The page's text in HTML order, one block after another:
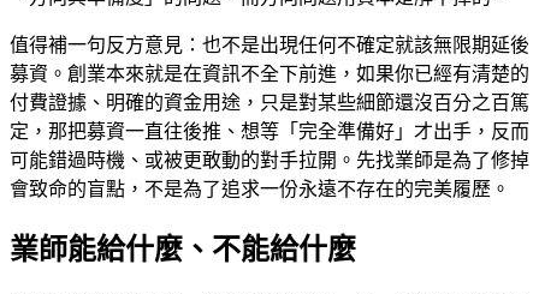
值得補一句反方意見：也不是出現任何不確定就該無限期延後
募資。創業本來就是在資訊不全下前進，如果你已經有清楚的
付費證據、明確的資金用途，只是對某些細節還沒百分之百篤
定，那把募資一直往後推、想等「完全準備好」才出手，反而
可能錯過時機、或被更敢動的對手拉開。先找業師是為了修掉
會致命的盲點，不是為了追求一份永遠不存在的完美履歷。
業師能給什麼、不能給什麼